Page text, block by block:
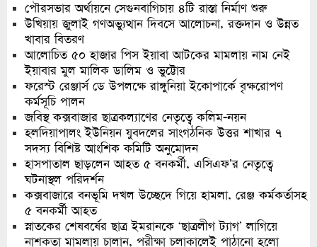
পৌরসভার অর্থায়নে সেগুনবাগিচায় ৪টি রাস্তা নির্মাণ শুরু
উখিয়ায় জুলাই গণঅভ্যুত্থান দিবসে আলোচনা, রক্তদান ও উন্নত
খাবার বিতরণ
আলোচিত ৫০ হাজার পিস ইয়াবা আটকের মামলায় নাম নেই
ইয়াবার মুল মালিক ডালিম ও ভুট্টোর
ফরেস্ট রেঞ্জার্স ডে উপলক্ষে রাঙ্গুনিয়া ইকোপার্কে বৃক্ষরোপণ
কর্মসূচি পালন
জবিস্থ কক্সবাজার ছাত্রকল্যাণের নেতৃত্বে কলিম-নয়ন
হলদিয়াপালং ইউনিয়ন যুবদলের সাংগঠনিক উত্তর শাখার ৭
সদস্য বিশিষ্ট আংশিক কমিটি অনুমোদন
হাসপাতাল ছাড়লেন আহত ৫ বনকর্মী, এসিএফ’র নেতৃত্বে
ঘটনাস্থল পরিদর্শন
কক্সবাজারে বনভূমি দখল উচ্ছেদে গিয়ে হামলা, রেঞ্জ কর্মকর্তাসহ
৫ বনকর্মী আহত
স্নাতকের শেষবর্ষের ছাত্র ইমরানকে ‘ছাত্রলীগ ট্যাগ’ লাগিয়ে
নাশকতা মামলায় চালান, পরীক্ষা চলাকালেই পাঠানো হলো